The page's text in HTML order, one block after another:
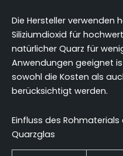
Die Hersteller verwenden
Siliziumdioxid für
natürlicher Quarz für
Anwendungen geeignet
sowohl die Kosten als
berücksichtigt werden.
Einfluss des
Quarzglas